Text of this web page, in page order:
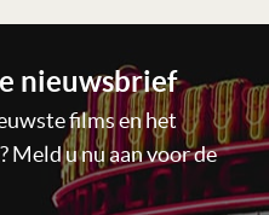
nieuwsbrief
films en het
Meld u nu aan voor de